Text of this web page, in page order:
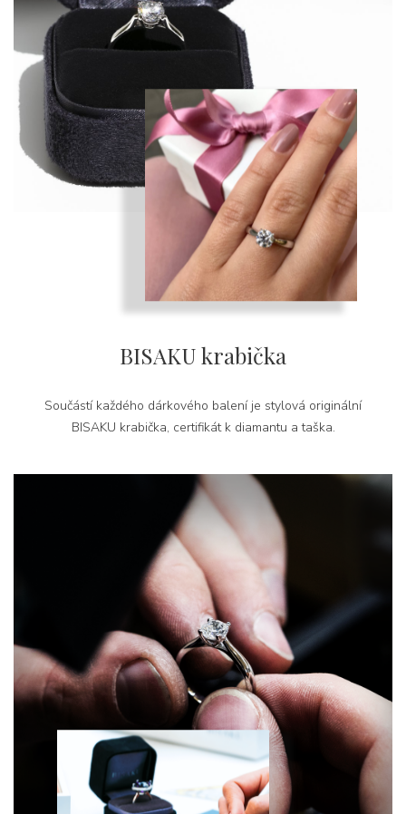
BISAKU krabička
Součástí každého dárkového balení je stylová originální
BISAKU krabička, certifikát k diamantu a taška.